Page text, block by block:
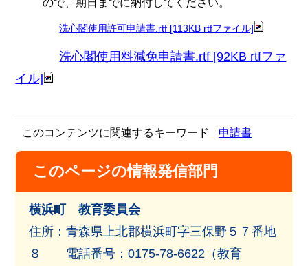
ので、期日までに納付してください。
洗心閣使用許可申請書.rtf [113KB rtfファイル]
洗心閣使用料減免申請書.rtf [92KB rtfファ
イル]
このコンテンツに関連するキーワード 申請書
このページの情報発信部門
横浜町 教育委員会
住所：青森県上北郡横浜町字三保野５７番地
８ 電話番号：0175-78-6622（教育